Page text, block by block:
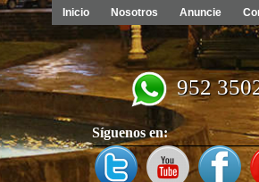
Inicio Nosotros Anuncie
952
Síguenos en: